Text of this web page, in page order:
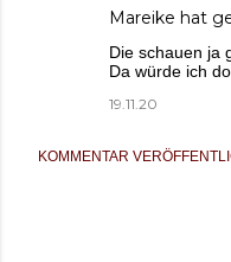
Mareike hat
Die schauen ja
Da würde ich
19.11.20
KOMMENTAR